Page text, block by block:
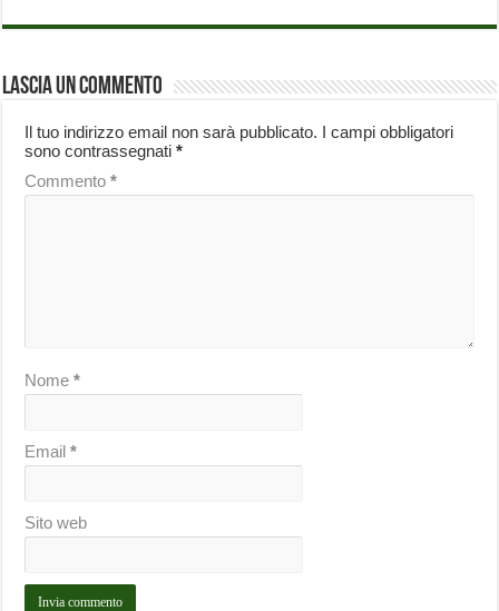
Lascia un commento
Il tuo indirizzo email non sarà pubblicato. I campi obbligatori
sono contrassegnati*
Commento*
Nome*
Email*
Sito web